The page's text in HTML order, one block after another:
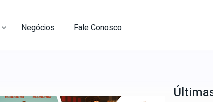
Negócios Fale Conosco